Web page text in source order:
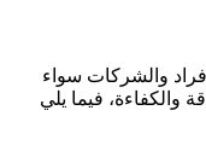
والشركات سواء
والكفاءة، فيما يلي